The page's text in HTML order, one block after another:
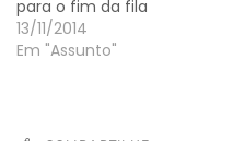
para o fim da fila
13/11/2014
Em "Assunto"